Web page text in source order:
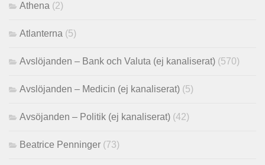
Athena (2)
Atlanterna (5)
Avslöjanden – Bank och Valuta (ej kanaliserat) (570)
Avslöjanden – Medicin (ej kanaliserat) (5)
Avsöjanden – Politik (ej kanaliserat) (42)
Beatrice Penninger (73)